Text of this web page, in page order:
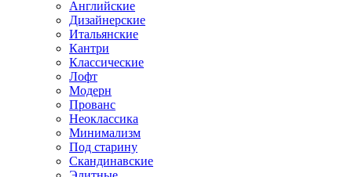
Английские
Дизайнерские
Итальянские
Кантри
Классические
Лофт
Модерн
Прованс
Неоклассика
Минимализм
Под старину
Скандинавские